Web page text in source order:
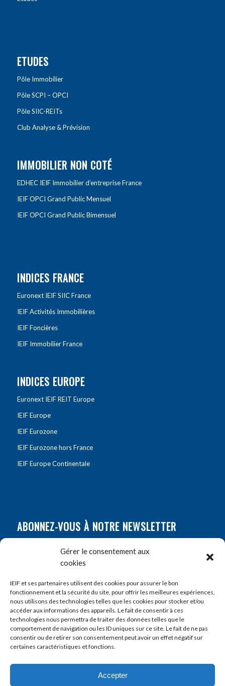
Gérer le consentement aux
cookies
IEIF et ses partenaires utilisent des cookies pour assurer le bon
fonctionnement et la sécurité du site, pour offrir les meilleures expériences,
nous utilisons des technologies telles que les cookies pour stocker et/ou
accéder aux informations des appareils. Le fait de consentir à ces
technologies nous permettra de traiter des données telles que le
comportement de navigation ou les ID uniques sur ce site. Le fait de ne pas
consentir ou de retirer son consentement peut avoir un effet négatif sur
certaines caractéristiques et fonctions.
Accepter
ETUDES
Pôle Immobilier
Pôle SCPI – OPCI
Pôle SIIC-REITs
Club Analyse & Prévision
IMMOBILIER NON COTÉ
EDHEC IEIF Immobilier d’entreprise France
IEIF OPCI Grand Public Mensuel
IEIF OPCI Grand Public Bimensuel
INDICES FRANCE
Euronext IEIF SIIC France
IEIF Activités Immobilières
IEIF Foncières
IEIF Immobilier France
INDICES EUROPE
Euronext IEIF REIT Europe
IEIF Europe
IEIF Eurozone
IEIF Eurozone hors France
IEIF Europe Continentale
ABONNEZ-VOUS À NOTRE NEWSLETTER
Prénom*
E-mail*